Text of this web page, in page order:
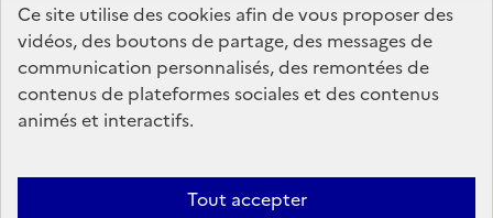
legifrance.gouv.fr
info.gouv.fr
service-public.gouv.fr
data.gouv.fr
Politique d’utilisation des témoins de connexion (cookies)
Politique
Ce site utilise des cookies afin de vous proposer des
vidéos, des boutons de partage, des messages de
communication personnalisés, des remontées de
contenus de plateformes sociales et des contenus
animés et interactifs.
Tout accepter